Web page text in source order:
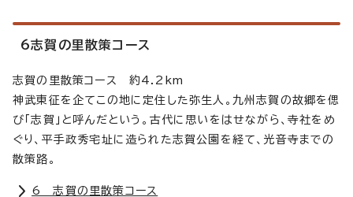
6志賀の里散策コース
志賀の里散策コース 約4.2km
神武東征を企てこの地に定住した弥生人。九州志賀の故郷を偲
び「志賀」と呼んだという。古代に思いをはせながら、寺社をめ
ぐり、平手政秀宅址に造られた志賀公園を経て、光音寺までの
散策路。
6 志賀の里散策コース